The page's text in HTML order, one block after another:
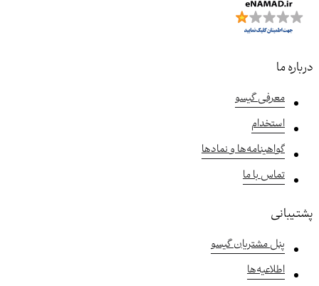
درباره ما
معرفی گیسو
استخدام
گواهینامه‌ها و نمادها
تماس با ما
پشتیبانی
پنل مشتریان گیسو
اطلاعیه‌ها